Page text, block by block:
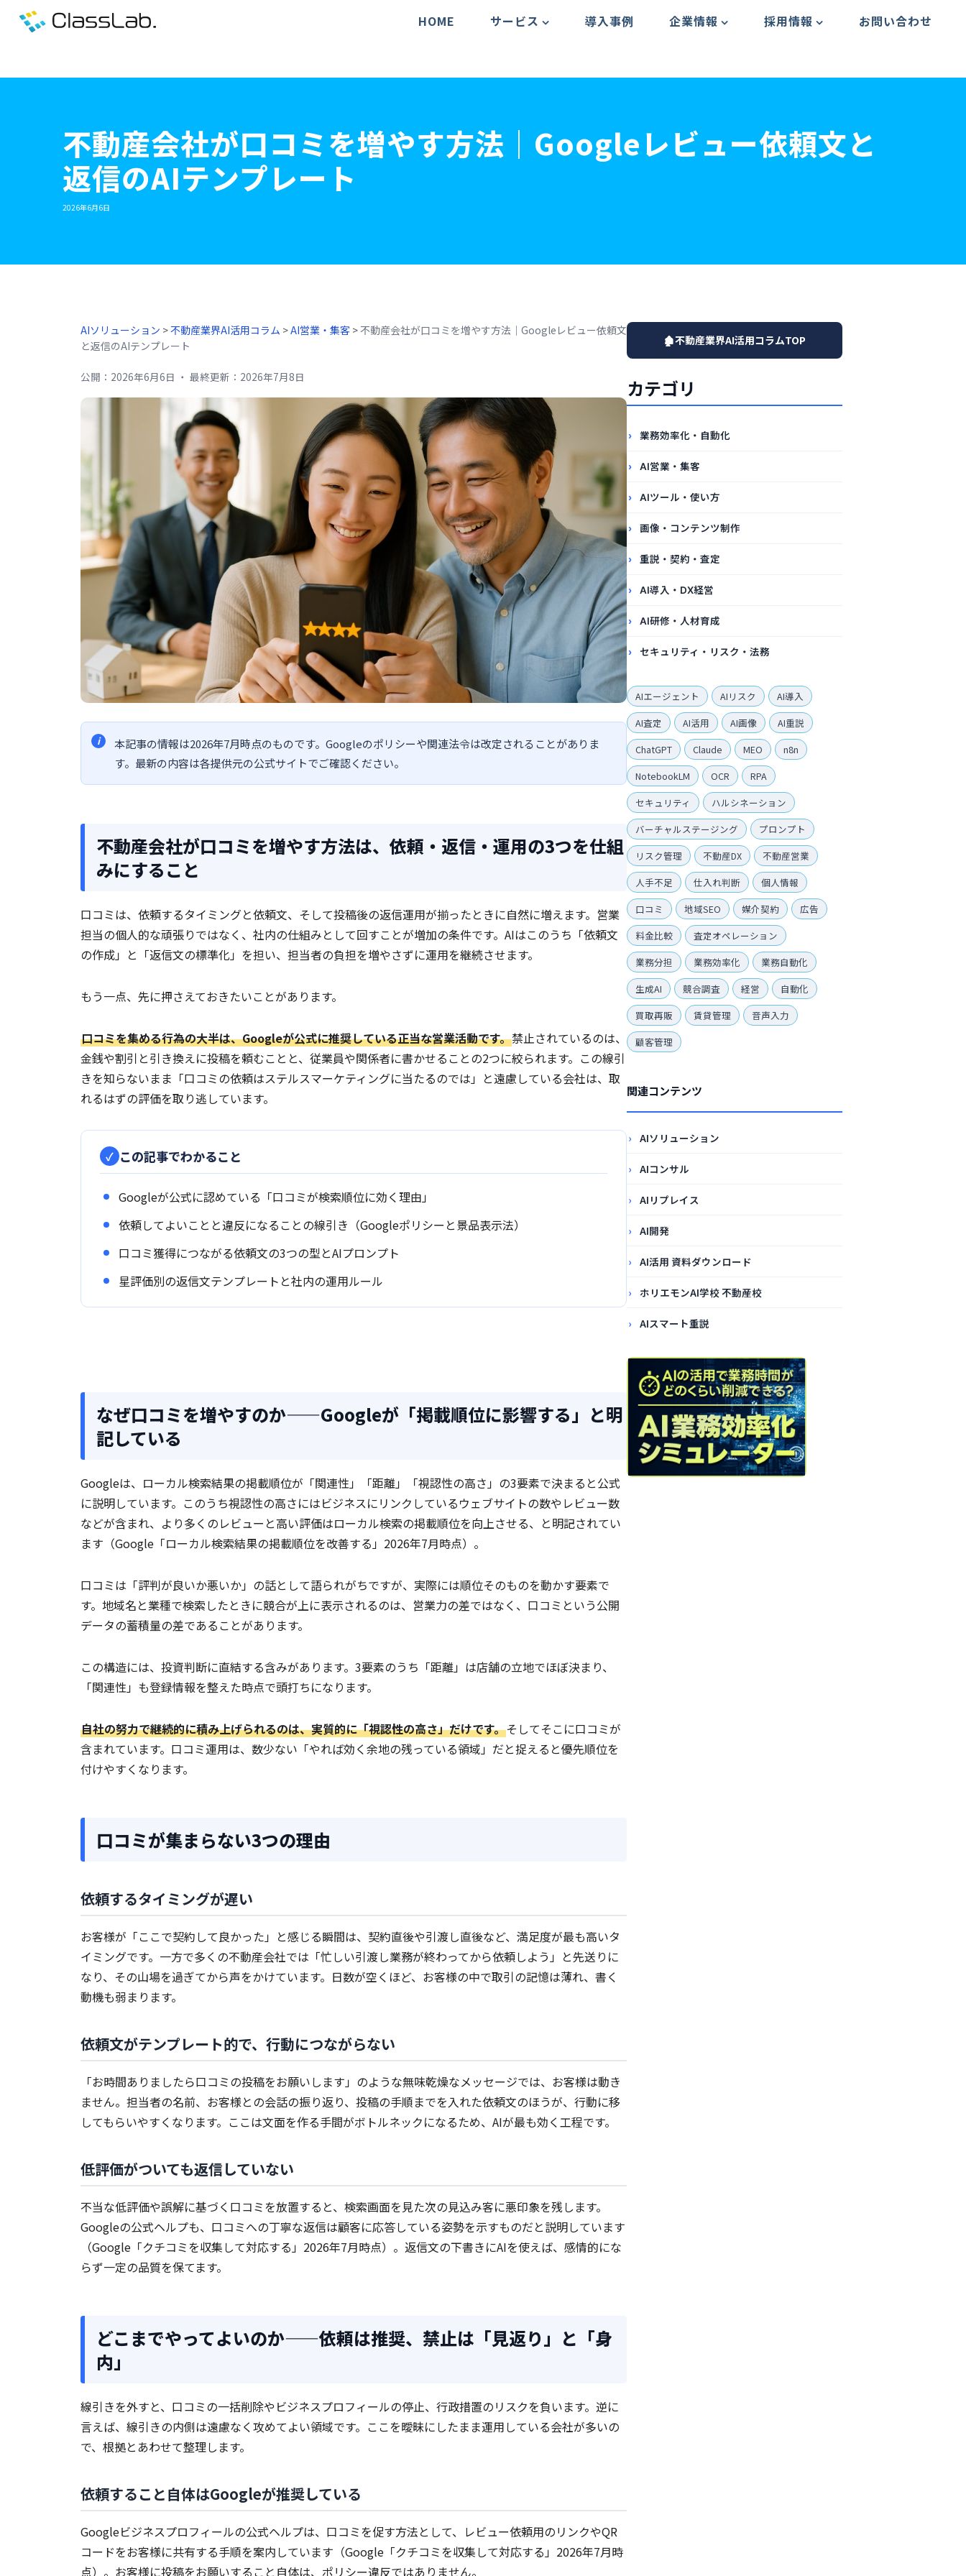
HOME サービス 導入事例 企業情報 採用情報 お問い合わせ
不動産会社が口コミを増やす方法｜Googleレビュー依頼文と
返信のAIテンプレート
2026年6月6日
AIソリューション >不動産業界AI活用コラム >AI営業・集客 > 不動産会社が口コミを増やす方法｜Googleレビュー依頼文
と返信のAIテンプレート
公開： 2026年6月6日 ・ 最終更新： 2026年7月8日
本記事の情報は2026年7月時点のものです。Googleのポリシーや関連法令は改定されることがありま
す。最新の内容は各提供元の公式サイトでご確認ください。
不動産会社が口コミを増やす方法は、依頼・返信・運用の3つを仕組
みにすること
口コミは、依頼するタイミングと依頼文、そして投稿後の返信運用が揃ったときに自然に増えます。営業
担当の個人的な頑張りではなく、社内の仕組みとして回すことが増加の条件です。AIはこのうち「依頼文
の作成」と「返信文の標準化」を担い、担当者の負担を増やさずに運用を継続させます。
もう一点、先に押さえておきたいことがあります。
口コミを集める行為の大半は、Googleが公式に推奨している正当な営業活動です。禁止されているのは、
金銭や割引と引き換えに投稿を頼むことと、従業員や関係者に書かせることの2つに絞られます。この線引
きを知らないまま「口コミの依頼はステルスマーケティングに当たるのでは」と遠慮している会社は、取
れるはずの評価を取り逃しています。
この記事でわかること
Googleが公式に認めている「口コミが検索順位に効く理由」
依頼してよいことと違反になることの線引き（Googleポリシーと景品表示法）
口コミ獲得につながる依頼文の3つの型とAIプロンプト
星評価別の返信文テンプレートと社内の運用ルール
なぜ口コミを増やすのか——Googleが「掲載順位に影響する」と明
記している
Googleは、ローカル検索結果の掲載順位が「関連性」「距離」「視認性の高さ」の3要素で決まると公式
に説明しています。このうち視認性の高さにはビジネスにリンクしているウェブサイトの数やレビュー数
などが含まれ、より多くのレビューと高い評価はローカル検索の掲載順位を向上させる、と明記されてい
ます（Google「ローカル検索結果の掲載順位を改善する」2026年7月時点）。
口コミは「評判が良いか悪いか」の話として語られがちですが、実際には順位そのものを動かす要素で
す。地域名と業種で検索したときに競合が上に表示されるのは、営業力の差ではなく、口コミという公開
データの蓄積量の差であることがあります。
この構造には、投資判断に直結する含みがあります。3要素のうち「距離」は店舗の立地でほぼ決まり、
「関連性」も登録情報を整えた時点で頭打ちになります。
自社の努力で継続的に積み上げられるのは、実質的に「視認性の高さ」だけです。そしてそこに口コミが
含まれています。口コミ運用は、数少ない「やれば効く余地の残っている領域」だと捉えると優先順位を
付けやすくなります。
口コミが集まらない3つの理由
依頼するタイミングが遅い
お客様が「ここで契約して良かった」と感じる瞬間は、契約直後や引渡し直後など、満足度が最も高いタ
イミングです。一方で多くの不動産会社では「忙しい引渡し業務が終わってから依頼しよう」と先送りに
なり、その山場を過ぎてから声をかけています。日数が空くほど、お客様の中で取引の記憶は薄れ、書く
動機も弱まります。
依頼文がテンプレート的で、行動につながらない
「お時間ありましたら口コミの投稿をお願いします」のような無味乾燥なメッセージでは、お客様は動き
ません。担当者の名前、お客様との会話の振り返り、投稿の手順までを入れた依頼文のほうが、行動に移
してもらいやすくなります。ここは文面を作る手間がボトルネックになるため、AIが最も効く工程です。
低評価がついても返信していない
不当な低評価や誤解に基づく口コミを放置すると、検索画面を見た次の見込み客に悪印象を残します。
Googleの公式ヘルプも、口コミへの丁寧な返信は顧客に応答している姿勢を示すものだと説明しています
（Google「クチコミを収集して対応する」2026年7月時点）。返信文の下書きにAIを使えば、感情的にな
らず一定の品質を保てます。
どこまでやってよいのか——依頼は推奨、禁止は「見返り」と「身
内」
線引きを外すと、口コミの一括削除やビジネスプロフィールの停止、行政措置のリスクを負います。逆に
言えば、線引きの内側は遠慮なく攻めてよい領域です。ここを曖昧にしたまま運用している会社が多いの
で、根拠とあわせて整理します。
依頼すること自体はGoogleが推奨している
Googleビジネスプロフィールの公式ヘルプは、口コミを促す方法として、レビュー依頼用のリンクやQR
コードをお客様に共有する手順を案内しています（Google「クチコミを収集して対応する」2026年7月時
点）。お客様に投稿をお願いすること自体は、ポリシー違反ではありません。
🏚️不動産業界AI活用コラムTOP
カテゴリ
業務効率化・自動化
AI営業・集客
AIツール・使い方
画像・コンテンツ制作
重説・契約・査定
AI導入・DX経営
AI研修・人材育成
セキュリティ・リスク・法務
AIエージェント AIリスク
AI導入
AI査定
AI活用 AI画像
AI重説
ChatGPT
Claude MEO
n8n
NotebookLM
OCR
RPA
セキュリティ
ハルシネーション
バーチャルステージング
プロンプト
リスク管理
不動産DX
不動産営業
人手不足
仕入れ判断
個人情報
口コミ
地域SEO 媒介契約
広告
料金比較
査定オペレーション
業務分担
業務効率化
業務自動化
生成AI
競合調査 経営
自動化
買取再販
賃貸管理
音声入力
顧客管理
関連コンテンツ
AIソリューション
AIコンサル
AIリプレイス
AI開発
AI活用 資料ダウンロード
ホリエモンAI学校 不動産校
AIスマート重説